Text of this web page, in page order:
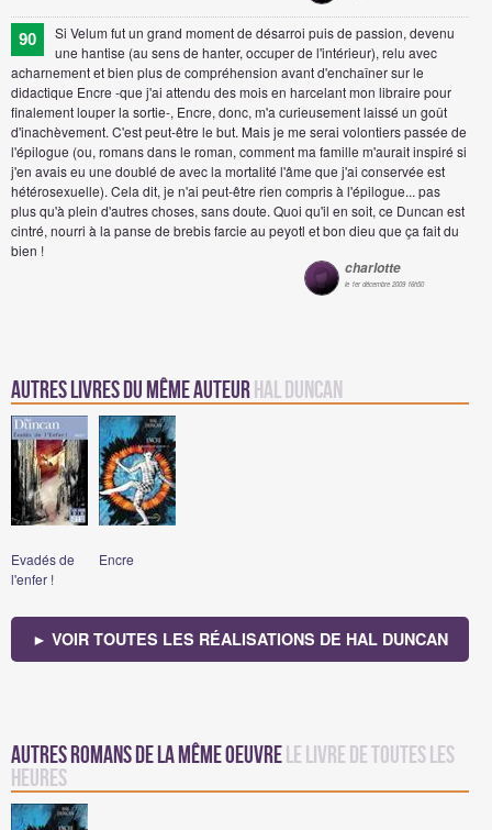
90
Si Velum fut un grand moment de désarroi puis de passion, devenu
une hantise (au sens de hanter, occuper de l'intérieur), relu avec
acharnement et bien plus de compréhension avant d'enchaîner sur le
didactique Encre -que j'ai attendu des mois en harcelant mon libraire pour
finalement louper la sortie-, Encre, donc, m'a curieusement laissé un goût
d'inachèvement. C'est peut-être le but. Mais je me serai volontiers passée de
l'épilogue (ou, romans dans le roman, comment ma famille m'aurait inspiré si
j'en avais eu une doublé de avec la mortalité l'âme que j'ai conservée est
hétérosexuelle). Cela dit, je n'ai peut-être rien compris à l'épilogue... pas
plus qu'à plein d'autres choses, sans doute. Quoi qu'il en soit, ce Duncan est
cintré, nourri à la panse de brebis farcie au peyotl et bon dieu que ça fait du
bien !
charlotte
le 1er décembre 2009 16h50
Autres Livres du même auteurHal Duncan
Evadés de
l'enfer !
Encre
► VOIR TOUTES LES RÉALISATIONS DE HAL DUNCAN
Autres romans de la même oeuvreLe livre de toutes les
heures